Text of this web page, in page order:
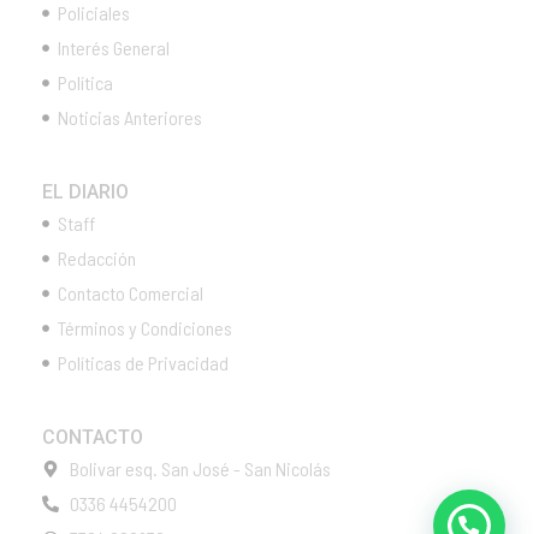
Policiales
Interés General
Política
Noticias Anteriores
EL DIARIO
Staff
Redacción
Contacto Comercial
Términos y Condiciones
Políticas de Privacidad
CONTACTO
Bolivar esq. San José - San Nicolás
0336 4454200